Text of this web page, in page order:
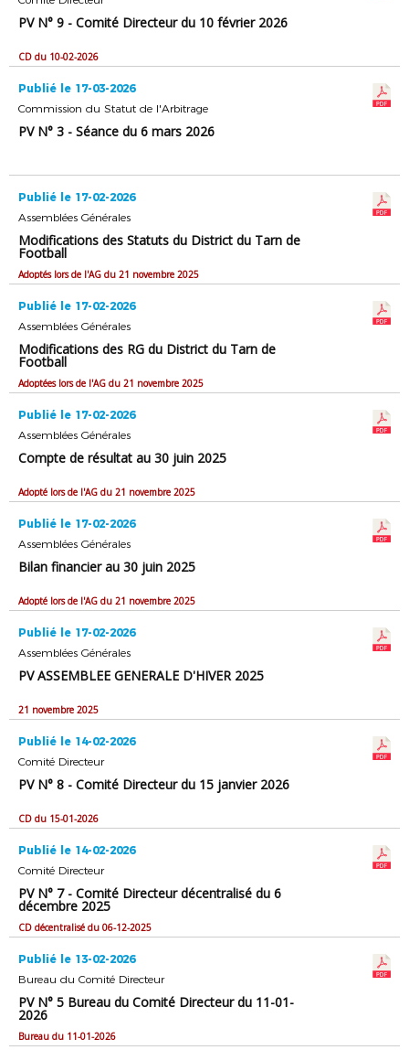
PV N° 9 - Comité Directeur du 10 février 2026
CD du 10-02-2026
Publié le 17-03-2026
Commission du Statut de l'Arbitrage
PV N° 3 - Séance du 6 mars 2026
Publié le 17-02-2026
Assemblées Générales
Modifications des Statuts du District du Tarn de
Football
Adoptés lors de l'AG du 21 novembre 2025
Publié le 17-02-2026
Assemblées Générales
Modifications des RG du District du Tarn de
Football
Adoptées lors de l'AG du 21 novembre 2025
Publié le 17-02-2026
Assemblées Générales
Compte de résultat au 30 juin 2025
Adopté lors de l'AG du 21 novembre 2025
Publié le 17-02-2026
Assemblées Générales
Bilan financier au 30 juin 2025
Adopté lors de l'AG du 21 novembre 2025
Publié le 17-02-2026
Assemblées Générales
PV ASSEMBLEE GENERALE D'HIVER 2025
21 novembre 2025
Publié le 14-02-2026
Comité Directeur
PV N° 8 - Comité Directeur du 15 janvier 2026
CD du 15-01-2026
Publié le 14-02-2026
Comité Directeur
PV N° 7 - Comité Directeur décentralisé du 6
décembre 2025
CD décentralisé du 06-12-2025
Publié le 13-02-2026
Bureau du Comité Directeur
PV N° 5 Bureau du Comité Directeur du 11-01-
2026
Bureau du 11-01-2026